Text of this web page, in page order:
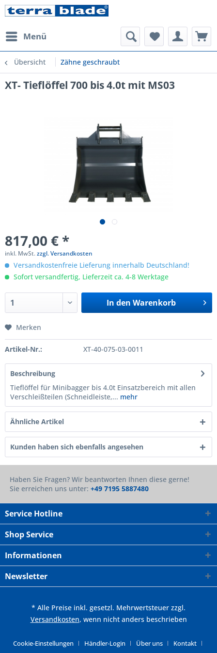
Menü
Übersicht Zähne geschraubt
XT- Tieflöffel 700 bis 4.0t mit MS03
817,00 € *
inkl. MwSt.zzgl. Versandkosten
Versandkostenfreie Lieferung innerhalb Deutschland!
Sofort versandfertig, Lieferzeit ca. 4-8 Werktage
In den Warenkorb
Merken
Artikel-Nr.: XT-40-075-03-0011
Beschreibung
Tieflöffel für Minibagger bis 4.0t Einsatzbereich mit allen
Verschleißteilen (Schneidleiste,... mehr
Ähnliche Artikel
Kunden haben sich ebenfalls angesehen
Haben Sie Fragen? Wir beantworten Ihnen diese gerne!
Sie erreichen uns unter: +49 7195 5887480
Service Hotline
Shop Service
Informationen
Newsletter
* Alle Preise inkl. gesetzl. Mehrwertsteuer zzgl.
Versandkosten, wenn nicht anders beschrieben
Cookie-Einstellungen Händler-Login Über uns Kontakt